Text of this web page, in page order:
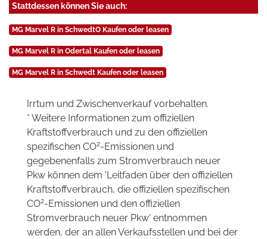
Stattdessen können Sie auch:
MG Marvel R in SchwedtO Kaufen oder leasen
MG Marvel R in Odertal Kaufen oder leasen
MG Marvel R in Schwedt Kaufen oder leasen
Irrtum und Zwischenverkauf vorbehalten.
* Weitere Informationen zum offiziellen
Kraftstoffverbrauch und zu den offiziellen
spezifischen CO2-Emissionen und
gegebenenfalls zum Stromverbrauch neuer
Pkw können dem 'Leitfaden über den offiziellen
Kraftstoffverbrauch, die offiziellen spezifischen
CO2-Emissionen und den offiziellen
Stromverbrauch neuer Pkw' entnommen
werden, der an allen Verkaufsstellen und bei der